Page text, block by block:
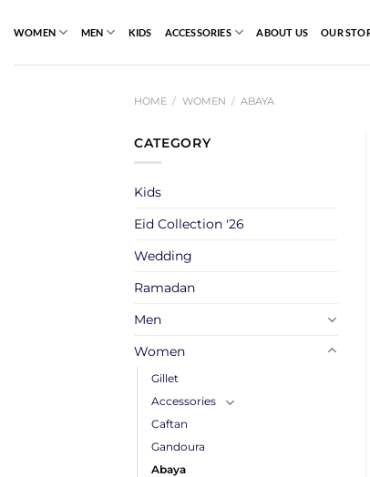
WOMEN MEN KIDS ACCESSORIES ABOUT US OUR
HOME / WOMEN / ABAYA
CATEGORY
Kids
Eid Collection '26
Wedding
Ramadan
Men
Women
Gillet
Accessories
Caftan
Gandoura
Abaya